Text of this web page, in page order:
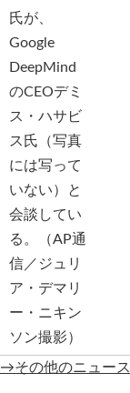
→その他のニュース